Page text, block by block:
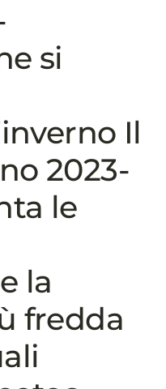
si
Il
2023-
le
la
fredda